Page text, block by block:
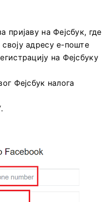
пријаву на Фејсбук, где
адресу е-поште
на Фејсбуку
Фејсбук налога